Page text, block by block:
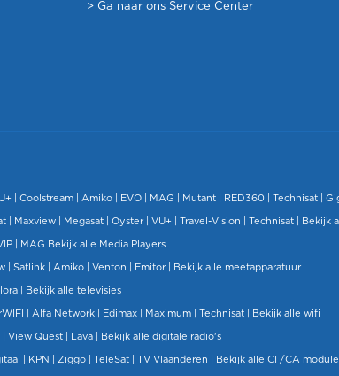
> Ga naar ons Service Center
| Coolstream | Amiko EVO MAG Mutant | RED360 | Technisat
Maxview Megasat | Oyster | VU+ Travel-Vision Technisat Bekijk
MAG Bekijk alle Media Players
Satlink Amiko Venton Emitor Bekijk alle meetapparatuur
Bekijk alle televisies
Alfa Network Edimax | Maximum | Technisat Bekijk alle wifi
View Quest Lava Bekijk alle digitale radio's
KPN Ziggo TeleSat TV Vlaanderen Bekijk alle CI /CA